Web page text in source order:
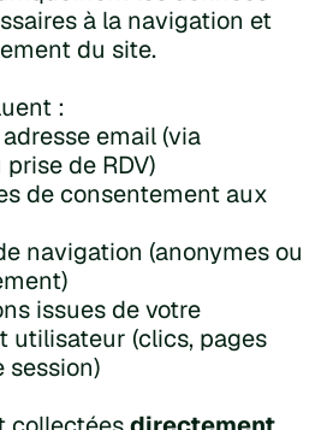
à la navigation et
du site.
:
email (via
de RDV)
de consentement aux
navigation (anonymes ou
issues de votre
utilisateur (clics, pages
session)